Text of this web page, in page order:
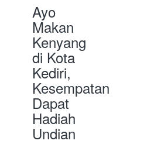
Ayo
Makan
Kenyang
di Kota
Kediri,
Kesempatan
Dapat
Hadiah
Undian